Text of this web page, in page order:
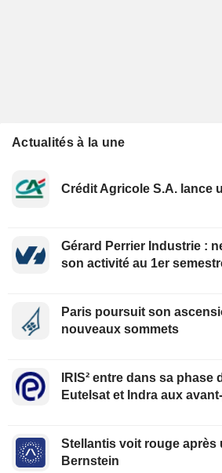
Actualités à la une
Crédit Agricole S.A. lance
Gérard Perrier Industrie :
son activité au 1er
Paris poursuit son
nouveaux sommets
IRIS² entre dans sa phase
Eutelsat et Indra aux
Stellantis voit rouge après
Bernstein